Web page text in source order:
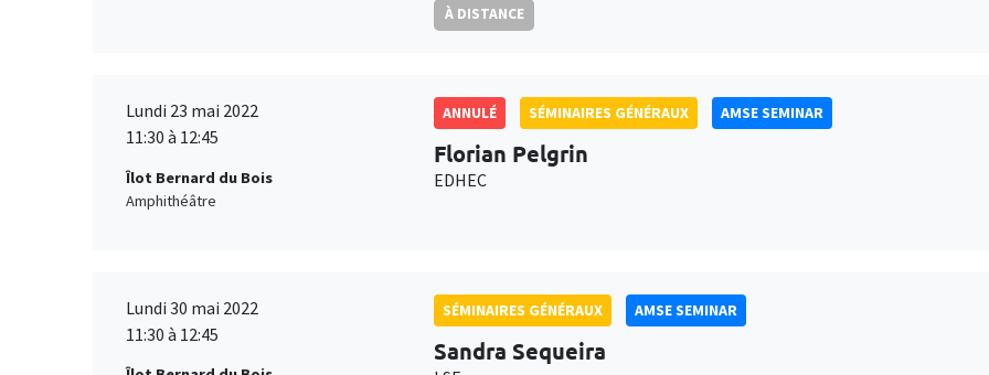
À DISTANCE
Lundi 23 mai 2022
11:30 à 12:45
Îlot Bernard du Bois
Amphithéâtre
ANNULÉ SÉMINAIRES GÉNÉRAUX AMSE SEMINAR
Florian Pelgrin
EDHEC
Lundi 30 mai 2022
11:30 à 12:45
SÉMINAIRES GÉNÉRAUX AMSE SEMINAR
Sandra Sequeira